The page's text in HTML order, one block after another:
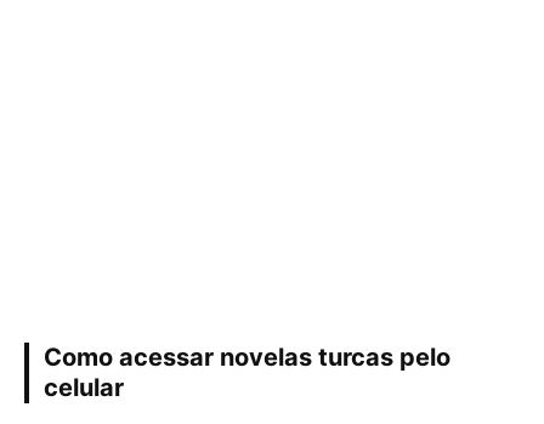
Como acessar novelas turcas pelo
celular